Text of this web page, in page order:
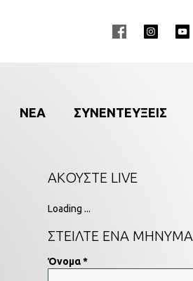
ΝΕΑ ΣΥΝΕΝΤΕΥΞΕΙΣ
ΑΚΟΥΣΤΕ LIVE
Loading ...
ΣΤΕΙΛΤΕ ΕΝΑ ΜΗΝΥΜΑ
Όνομα *